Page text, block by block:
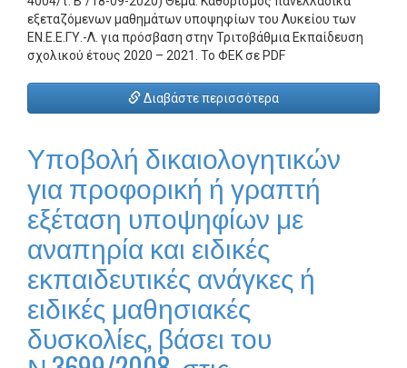
εξεταζόμενων μαθημάτων υποψηφίων του Λυκείου των
ΕΝ.Ε.Ε.ΓΥ.-Λ. για πρόσβαση στην Τριτοβάθμια Εκπαίδευση
σχολικού έτους 2020 – 2021. Το ΦΕΚ σε PDF
Διαβάστε περισσότερα
Υποβολή δικαιολογητικών
για προφορική ή γραπτή
εξέταση υποψηφίων με
αναπηρία και ειδικές
εκπαιδευτικές ανάγκες ή
ειδικές μαθησιακές
δυσκολίες, βάσει του